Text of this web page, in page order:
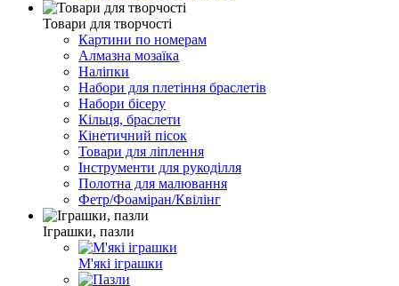
Товари для творчості
Картини по номерам
Алмазна мозаїка
Наліпки
Набори для плетіння браслетів
Набори бісеру
Кільця, браслети
Кінетичний пісок
Товари для ліплення
Інструменти для рукоділля
Полотна для малювання
Фетр/Фоаміран/Квілінг
Іграшки, пазли
М'які іграшки